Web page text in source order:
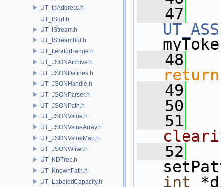
UT_IpAddress.h
UT_ISqrt.h
UT_IStream.h
UT_IStreamBuf.h
UT_IteratorRange.h
UT_JSONArchive.h
UT_JSONDefines.h
UT_JSONHandle.h
UT_JSONParser.h
UT_JSONPath.h
UT_JSONValue.h
UT_JSONValueArray.h
UT_JSONValueMap.h
UT_JSONWriter.h
UT_KDTree.h
UT_KnownPath.h
UT_LabeledCapacity.h
   47
   48
return
   49
   50
   51
   52
int